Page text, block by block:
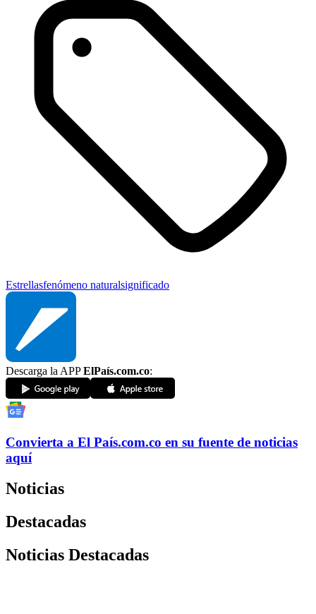
Estrellasfenómeno naturalsignificado
Descarga la APPElPaís.com.co:
Convierta a El País.com.co en su fuente de noticias
aquí
Noticias
Destacadas
Noticias Destacadas